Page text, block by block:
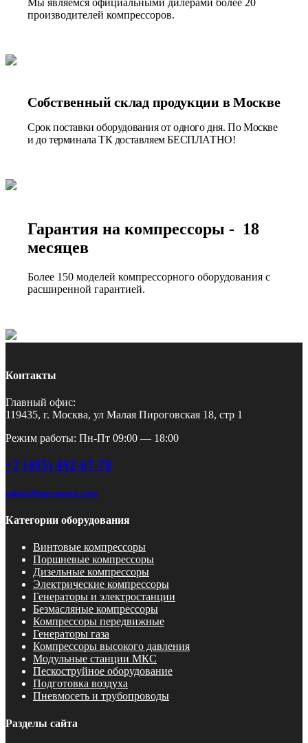
производителей компрессоров.
Собственный склад продукции в Москве
Срок поставки оборудования от одного дня. По Москве
и до терминала ТК доставляем БЕСПЛАТНО!
Гарантия на компрессоры - 18
месяцев
Более 150 моделей компрессорного оборудования с
расширенной гарантией.
Контакты
Главный офис:
119435, г. Москва, ул Малая Пироговская 18, стр 1
Режим работы: Пн-Пт 09:00 — 18:00
+7 (495) 492-67-70
zakaz@pnevmotex.com
Категории оборудования
Винтовые компрессоры
Поршневые компрессоры
Дизельные компрессоры
Электрические компрессоры
Генераторы и электростанции
Безмасляные компрессоры
Компрессоры передвижные
Генераторы газа
Компрессоры высокого давления
Модульные станции МКС
Пескоструйное оборудование
Подготовка воздуха
Пневмосеть и трубопроводы
Разделы сайта